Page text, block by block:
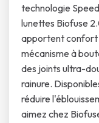
technologie
lunettes Biofuse
apportent confort
mécanisme à
des joints ultra-
rainure.
réduire
aimez chez